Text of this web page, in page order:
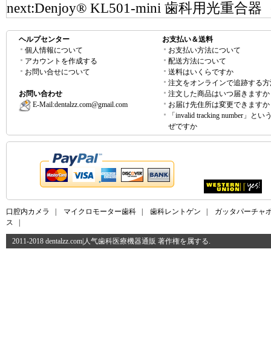
next:Denjoy® KL501-mini 歯科用光重合器
ヘルプセンター
個人情報について
アカウントを作成する
お問い合せについて
お問い合わせ
E-Mail:dentalzz.com@gmail.com
お支払い＆送料
お支払い方法について
配送方法について
送料はいくらですか
注文をオンラインで追跡する
注文した商品はいつ届きますか
お届け先住所は変更できますか
「invalid tracking number」とい
ぜですか
口腔内カメラ マイクロモーター歯科 歯科レントゲン
ガッタパーチャ
ス
2011-2018 dentalzz.com|人气歯科医療機器通販 著作権を属する.